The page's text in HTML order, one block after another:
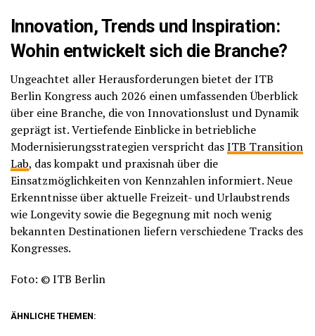
Innovation, Trends und Inspiration:
Wohin entwickelt sich die Branche?
Ungeachtet aller Herausforderungen bietet der ITB
Berlin Kongress auch 2026 einen umfassenden Überblick
über eine Branche, die von Innovationslust und Dynamik
geprägt ist. Vertiefende Einblicke in betriebliche
Modernisierungsstrategien verspricht dasITB Transition
Lab, das kompakt und praxisnah über die
Einsatzmöglichkeiten von Kennzahlen informiert. Neue
Erkenntnisse über aktuelle Freizeit- und Urlaubstrends
wie Longevity sowie die Begegnung mit noch wenig
bekannten Destinationen liefern verschiedene Tracks des
Kongresses.
Foto: © ITB Berlin
ÄHNLICHE THEMEN: